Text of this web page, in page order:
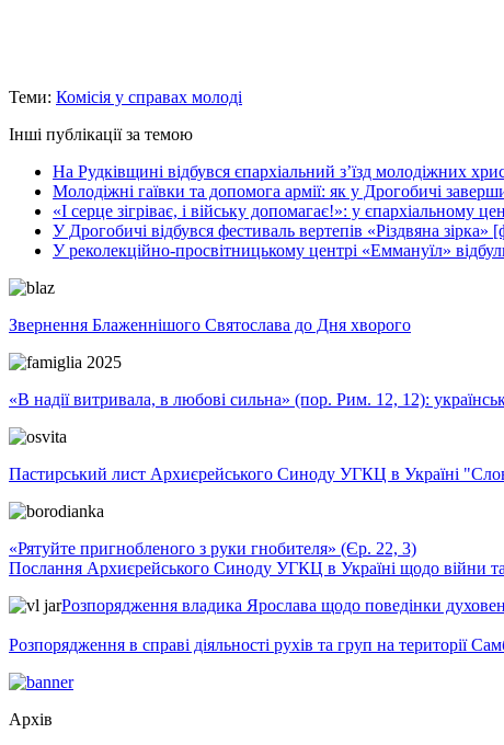
Теми: Комісія у справах молоді
Інші публікації за темою
На Рудківщині відбувся єпархіальний з’їзд молодіжних
Молодіжні гаївки та допомога армії: як у Дрогобичі
«І серце зігріває, і війську допомагає!»: у єпархіальному
У Дрогобичі відбувся фестиваль вертепів «Різдвяна зірка»
У реколекційно-просвітницькому центрі «Еммануїл»
Звернення Блаженнішого Святослава до Дня хворого
«В надії витривала, в любові сильна» (пор. Рим. 12, 12):
Пастирський лист Архиєрейського Синоду УГКЦ в Україні
«Рятуйте пригнобленого з руки гнобителя» (Єр. 22, 3)
Послання Архиєрейського Синоду УГКЦ в Україні щодо війни та
Розпорядження владика Ярослава щодо поведінки
Розпорядження в справі діяльності рухів та груп на території
Архів